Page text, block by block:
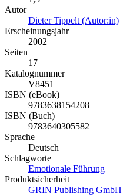
Autor
Dieter Tippelt (Autor:in)
Erscheinungsjahr
2002
Seiten
17
Katalognummer
V8451
ISBN (eBook)
9783638154208
ISBN (Buch)
9783640305582
Sprache
Deutsch
Schlagworte
Emotionale Führung
Produktsicherheit
GRIN Publishing GmbH